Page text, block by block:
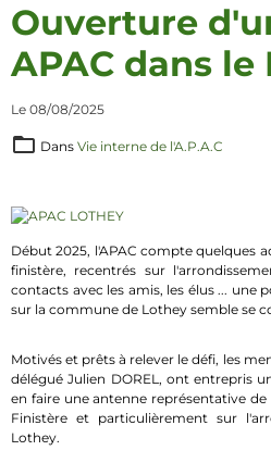
Ouverture
APAC dans le
Le 08/08/2025
Dans Vie interne de l'A.P.A.C
Début 2025, l'APAC compte quelques
finistère, recentrés sur
contacts avec les amis, les élus ... une
sur la commune de Lothey semble se
Motivés et prêts à relever le défi, les
délégué Julien DOREL, ont entrepris
en faire une antenne représentative
Finistère et particulièrement sur
Lothey.